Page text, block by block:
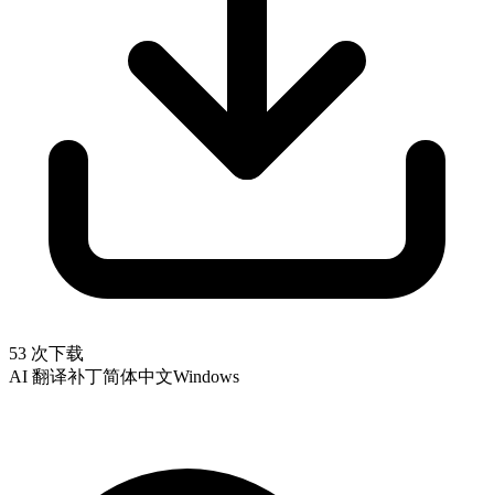
53 次下载
AI 翻译补丁简体中文Windows